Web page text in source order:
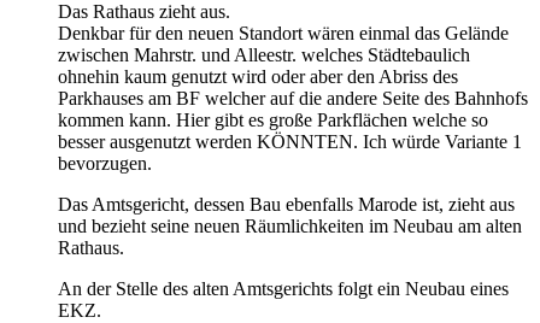
Das Rathaus zieht aus.
Denkbar für den neuen Standort wären einmal das Gelände
zwischen Mahrstr. und Alleestr. welches Städtebaulich
ohnehin kaum genutzt wird oder aber den Abriss des
Parkhauses am BF welcher auf die andere Seite des Bahnhofs
kommen kann. Hier gibt es große Parkflächen welche so
besser ausgenutzt werden KÖNNTEN. Ich würde Variante 1
bevorzugen.
Das Amtsgericht, dessen Bau ebenfalls Marode ist, zieht aus
und bezieht seine neuen Räumlichkeiten im Neubau am alten
Rathaus.
An der Stelle des alten Amtsgerichts folgt ein Neubau eines
EKZ.